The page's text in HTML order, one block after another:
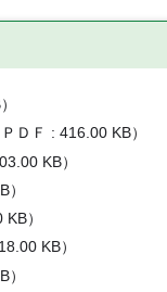
）
ＰＤＦ 416.00 KB）
KB）
）
KB）
KB）
）